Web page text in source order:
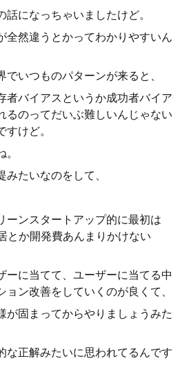
になっちゃいましたけど。
全然違うとかってわかりやすいん
でいつものパターンが来ると、
者バイアスというか成功者バイア
るのってだいぶ難しいんじゃない
けど。
たいなのをして、
ーンスタートアップ的に最初は
とか開発費あんまりかけない
ーに当てて、ユーザーに当てる中
ョン改善をしていくのが良くて、
が固まってからやりましょうみた
な正解みたいに思われてるんです